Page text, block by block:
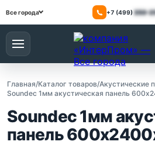
Все города +7 (499)350-
Меню
Главная/Каталог товаров/Акустические
Soundec 1мм акустическая панель
Soundec 1мм
панель